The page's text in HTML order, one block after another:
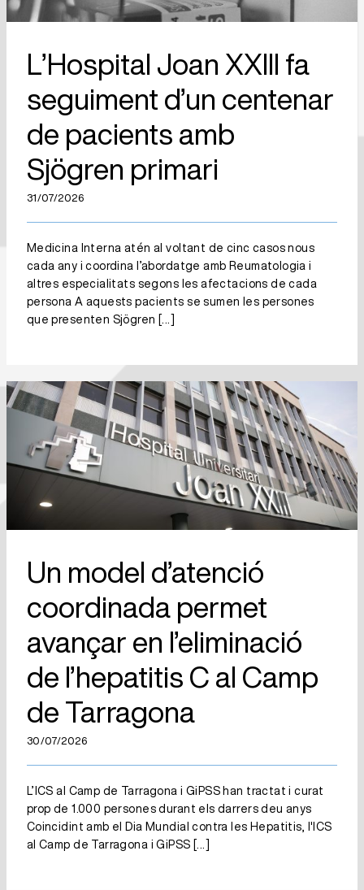
L’Hospital Joan XXIII fa
seguiment d’un centenar
de pacients amb
Sjögren primari
31/07/2026
Medicina Interna atén al voltant de cinc casos nous
cada any i coordina l’abordatge amb Reumatologia i
altres especialitats segons les afectacions de cada
persona A aquests pacients se sumen les persones
que presenten Sjögren
[...]
Un model d’atenció coordinada
permet avançar en l’eliminació de
l’hepatitis C al Camp de Tarragona
Un model d’atenció
coordinada permet
avançar en l’eliminació
de l’hepatitis C al Camp
de Tarragona
30/07/2026
L’ICS al Camp de Tarragona i GiPSS han tractat i curat
prop de 1.000 persones durant els darrers deu anys
Coincidint amb el Dia Mundial contra les Hepatitis, l'ICS
al Camp de Tarragona i GiPSS [...]